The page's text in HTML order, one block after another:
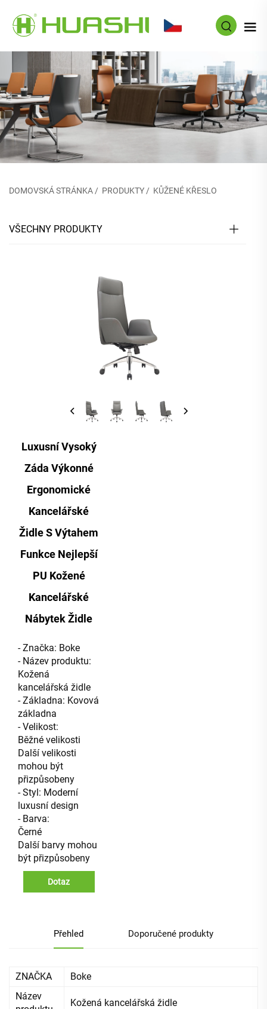
DOMOVSKÁ STRÁNKA / PRODUKTY / KŮŽENÉ KŘESLO
VŠECHNY PRODUKTY
Luxusní Vysoký
Záda Výkonné
Ergonomické
Kancelářské
Židle S Výtahem
Funkce Nejlepší
PU Kožené
Kancelářské
Nábytek Židle
- Značka: Boke
- Název produktu:
Kožená
kancelářská židle
- Základna: Kovová
základna
- Velikost:
Běžné velikosti
Další velikosti
mohou být
přizpůsobeny
- Styl: Moderní
luxusní design
- Barva:
Černé
Další barvy mohou
být přizpůsobeny
Dotaz
Přehled Doporučené produkty
ZNAČKA
Boke
Název
Kožená kancelářská židle